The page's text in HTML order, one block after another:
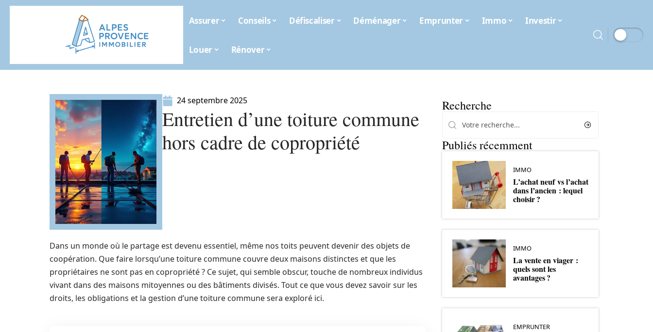
Assurer Conseils Défiscaliser Déménager Emprunter Immo Investir
Louer Rénover
24 septembre 2025
Entretien d’une toiture commune
hors cadre de copropriété
Dans un monde où le partage est devenu essentiel, même nos toits peuvent devenir des objets de
coopération. Que faire lorsqu’une toiture commune couvre deux maisons distinctes et que les
propriétaires ne sont pas en copropriété ? Ce sujet, qui semble obscur, touche de nombreux individus
vivant dans des maisons mitoyennes ou des bâtiments divisés. Tout ce que vous devez savoir sur les
droits, les obligations et la gestion d’une toiture commune sera exploré ici.
Recherche
Publiés récemment
IMMO
L’achat neuf vs l’achat
dans l’ancien : lequel
choisir ?
IMMO
La vente en viager :
quels sont les
avantages ?
EMPRUNTER